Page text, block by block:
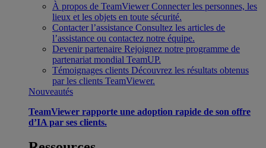
À propos de TeamViewer Connecter les personnes, les
lieux et les objets en toute sécurité.
Contacter l’assistance Consultez les articles de
l’assistance ou contactez notre équipe.
Devenir partenaire Rejoignez notre programme de
partenariat mondial TeamUP.
Témoignages clients Découvrez les résultats obtenus
par les clients TeamViewer.
Nouveautés
TeamViewer rapporte une adoption rapide de son offre
d’IA par ses clients.